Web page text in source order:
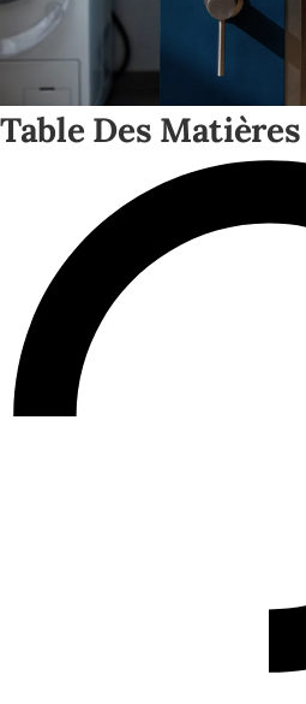
Table Des Matières